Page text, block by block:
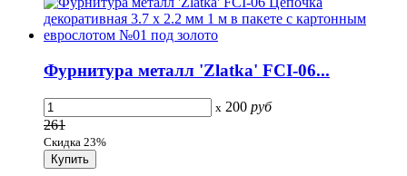
Фурнитура металл 'Zlatka' FCI-06...
x 200 руб
261
Скидка 23%